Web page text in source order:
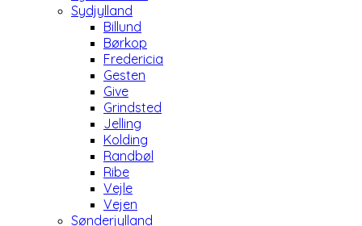
Sydjylland
Billund
Børkop
Fredericia
Gesten
Give
Grindsted
Jelling
Kolding
Randbøl
Ribe
Vejle
Vejen
Sønderjylland